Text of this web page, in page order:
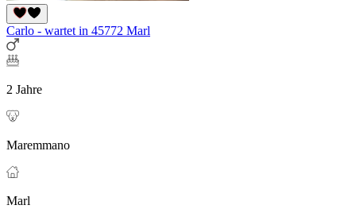
Carlo - wartet in 45772 Marl
2 Jahre
Maremmano
Marl